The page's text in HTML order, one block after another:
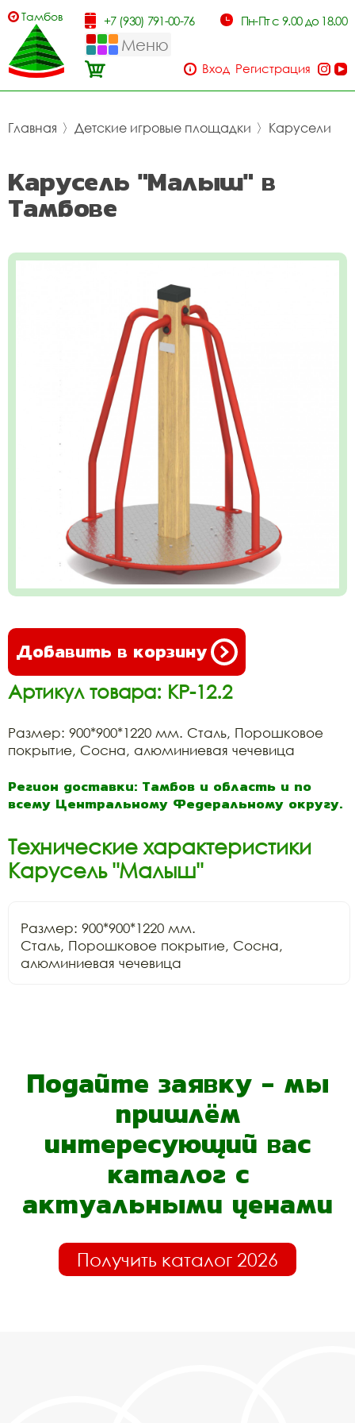
Тамбов +7 (930) 791-00-76 Пн-Пт с 9.00 до 18.00
Меню
Вход Регистрация
Главная 〉 Детские игровые площадки 〉 Карусели
Карусель "Малыш" в
Тамбове
Добавить в корзину
Артикул товара: КР-12.2
Размер: 900*900*1220 мм. Сталь, Порошковое
покрытие, Сосна, алюминиевая чечевица
Регион доставки: Тамбов и область и по
всему Центральному Федеральному округу.
Технические характеристики
Карусель "Малыш"
Размер: 900*900*1220 мм.
Сталь, Порошковое покрытие, Сосна,
Подайте заявку - мы
пришлём
интересующий вас
каталог с
актуальными ценами
Получить каталог 2026